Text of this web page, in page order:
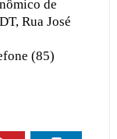
de
Rua José
(85)